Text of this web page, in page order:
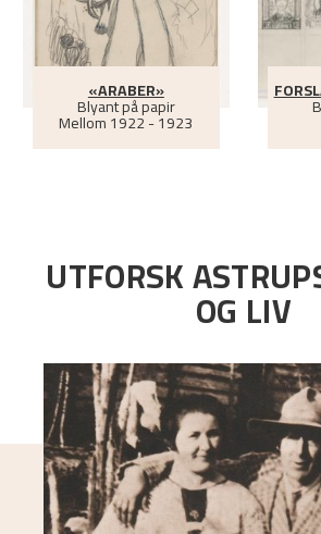
«ARABER»
Blyant på papir
Mellom1922 - 1923
UTFORSK
OG LIV